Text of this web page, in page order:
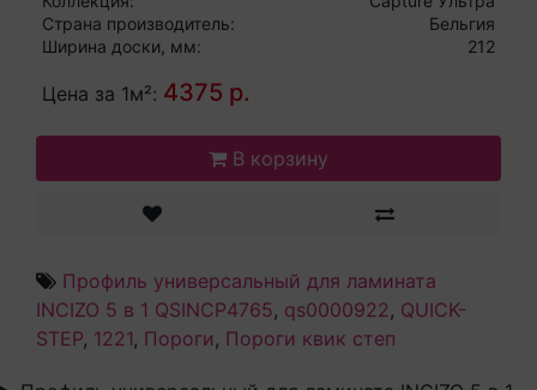
Страна производитель:
Бельгия
Ширина доски, мм:
212
Цена за 1м²: 4375 р.
В корзину
Профиль универсальный для ламината
INCIZO 5 в 1 QSINCP4765, qs0000922, QUICK-
STEP, 1221, Пороги, Пороги квик степ